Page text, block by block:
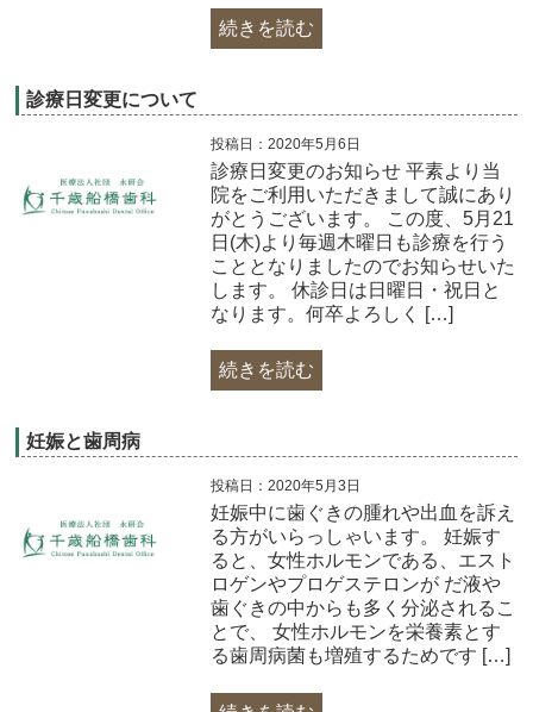
続きを読む
診療日変更について
投稿日：2020年5月6日
診療日変更のお知らせ 平素より当
院をご利用いただきまして誠にあり
がとうございます。 この度、5月21
日(木)より毎週木曜日も診療を行う
こととなりましたのでお知らせいた
します。 休診日は日曜日・祝日と
なります。何卒よろしく […]
続きを読む
妊娠と歯周病
投稿日：2020年5月3日
妊娠中に歯ぐきの腫れや出血を訴え
る方がいらっしゃいます。 妊娠す
ると、女性ホルモンである、エスト
ロゲンやプロゲステロンが だ液や
歯ぐきの中からも多く分泌されるこ
とで、 女性ホルモンを栄養素とす
る歯周病菌も増殖するためです […]